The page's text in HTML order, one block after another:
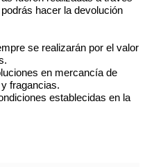
hacer la devolución
se realizarán por el valor
en mercancía de
fragancias.
establecidas en la